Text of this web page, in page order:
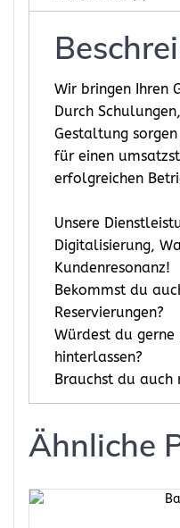
Wir bringen Ihren
Durch
Gestaltung
für einen
erfolgreichen
Unsere
Digitalisierung,
Kundenresonanz!
Bekommst du
Reservierungen?
Würdest du gerne
hinterlassen?
Brauchst du auch
Ähnliche